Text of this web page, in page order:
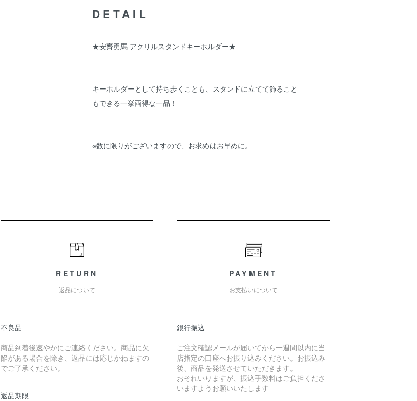
DETAIL
★安齊勇馬 アクリルスタンドキーホルダー★
キーホルダーとして持ち歩くことも、スタンドに立てて飾ること
もできる一挙両得な一品！
※数に限りがございますので、お求めはお早めに。
RETURN
返品について
不良品
商品到着後速やかにご連絡ください。商品に欠
陥がある場合を除き、返品には応じかねますの
でご了承ください。
返品期限
PAYMENT
お支払いについて
銀行振込
ご注文確認メールが届いてから一週間以内に当
店指定の口座へお振り込みください。お振込み
後、商品を発送させていただきます。
おそれいりますが、振込手数料はご負担くださ
いますようお願いいたします